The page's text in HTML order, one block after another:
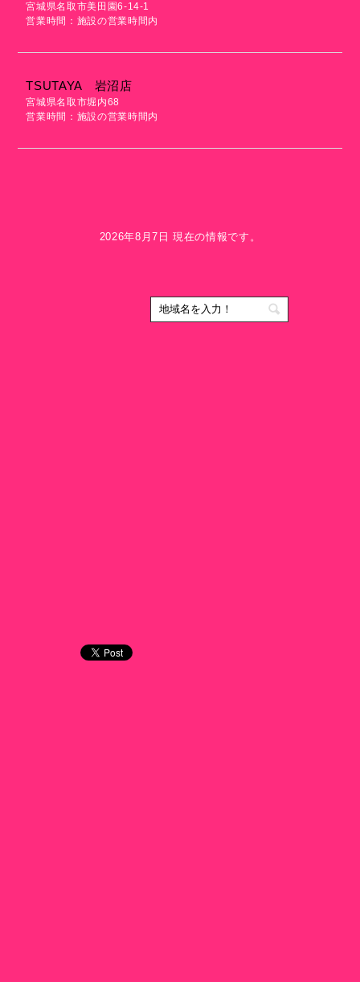
宮城県名取市美田園6-14-1
営業時間：施設の営業時間内
TSUTAYA 岩沼店
宮城県名取市堀内68
営業時間：施設の営業時間内
2026年8月7日 現在の情報です。